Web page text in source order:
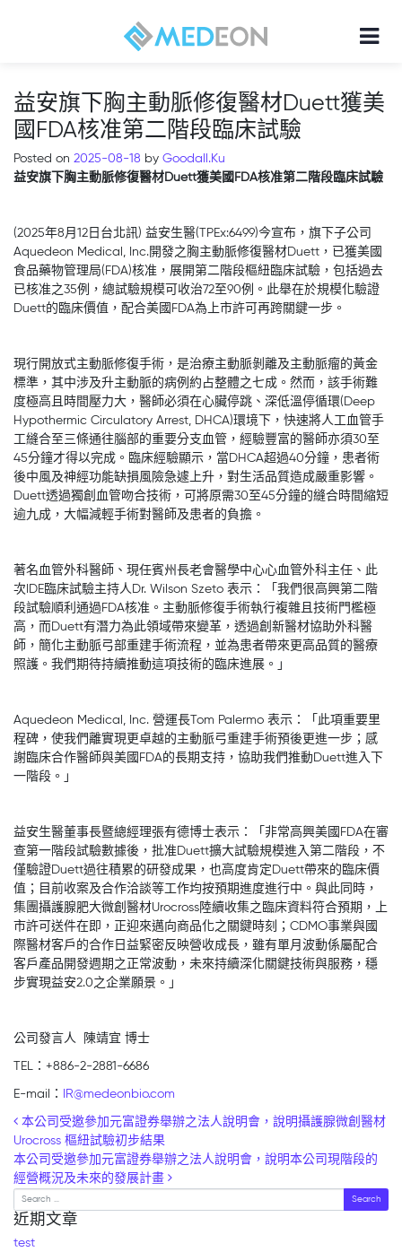
益安旗下胸主動脈修復醫材Duett獲美
國FDA核准第二階段臨床試驗
Posted on 2025-08-18 by Goodall.Ku
益安旗下胸主動脈修復醫材Duett獲美國 FDA核准第二階段臨床試驗
(2025年8月12日台北訊) 益安生醫(TPEx:6499)今宣布，旗下子公司
Aquedeon Medical, Inc.開發之胸主動脈修復醫材Duett，已獲美國
食品藥物管理局(FDA)核准，展開第二階段樞紐臨床試驗，包括過去
已核准之35例，總試驗規模可收治72至90例。此舉在於規模化驗證
Duett的臨床價值，配合美國FDA為上市許可再跨關鍵一步。
現行開放式主動脈修復手術，是治療主動脈剝離及主動脈瘤的黃金
標準，其中涉及升主動脈的病例約占整體之七成。然而，該手術難
度極高且時間壓力大，醫師必須在心臟停跳、深低溫停循環(Deep
Hypothermic Circulatory Arrest, DHCA)環境下，快速將人工血管手
工縫合至三條通往腦部的重要分支血管，經驗豐富的醫師亦須30至
45分鐘才得以完成。臨床經驗顯示，當DHCA超過40分鐘，患者術
後中風及神經功能缺損風險急遽上升，對生活品質造成嚴重影響。
Duett透過獨創血管吻合技術，可將原需30至45分鐘的縫合時間縮短
逾九成，大幅減輕手術對醫師及患者的負擔。
著名血管外科醫師、現任賓州長老會醫學中心心血管外科主任、此
次IDE臨床試驗主持人Dr. Wilson Szeto 表示：「我們很高興第二階
段試驗順利通過FDA核准。主動脈修復手術執行複雜且技術門檻極
高，而Duett有潛力為此領域帶來變革，透過創新醫材協助外科醫
師，簡化主動脈弓部重建手術流程，並為患者帶來更高品質的醫療
照護。我們期待持續推動這項技術的臨床進展。」
Aquedeon Medical, Inc. 營運長Tom Palermo 表示：「此項重要里
程碑，使我們離實現更卓越的主動脈弓重建手術預後更進一步；感
謝臨床合作醫師與美國FDA的長期支持，協助我們推動Duett進入下
一階段。」
益安生醫董事長暨總經理張有德博士表示：「非常高興美國FDA在審
查第一階段試驗數據後，批准Duett擴大試驗規模進入第二階段，不
僅驗證Duett過往積累的研發成果，也高度肯定Duett帶來的臨床價
值；目前收案及合作洽談等工作均按預期進度進行中。與此同時，
集團攝護腺肥大微創醫材Urocross陸續收集之臨床資料符合預期，上
市許可送件在即，正迎來邁向商品化之關鍵時刻；CDMO事業與國
際醫材客戶的合作日益緊密反映營收成長，雖有單月波動係屬配合
客戶產品開發週期之正常波動，未來持續深化關鍵技術與服務，穩
步實現益安2.0之企業願景。」
公司發言人 陳靖宜 博士
TEL：+886-2-2881-6686
E-mail： IR@medeonbio.com
Post navigation
本公司受邀參加元富證券舉辦之法人說明會，說明攝護腺微創醫材
Urocross 樞紐試驗初步結果
本公司受邀參加元富證券舉辦之法人說明會，說明本公司現階段的
經營概況及未來的發展計畫
Search
近期文章
test